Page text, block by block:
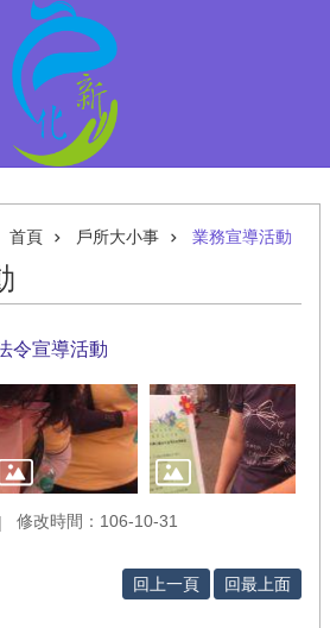
首頁 戶所大小事 業務宣導活動
令宣導活動
修改時間：106-10-31
回上一頁 回最上面